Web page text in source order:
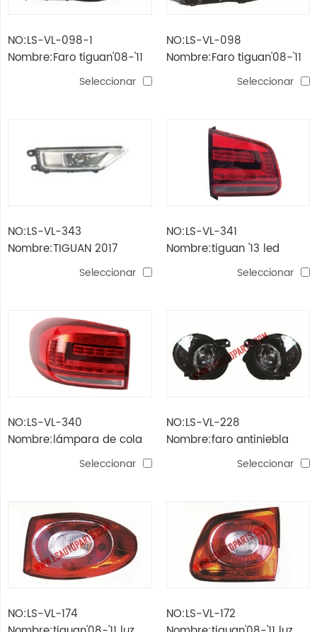
NO:LS-VL-098-1
Nombre:Faro tiguan'08-'11
Seleccionar
NO:LS-VL-098
Nombre:Faro tiguan'08-'11
Seleccionar
NO:LS-VL-343
Nombre:TIGUAN 2017
LÁMPARA DE NIEBLASeleccionar
NO:LS-VL-341
Nombre:tiguan '13 led
lámpara de respaldo
Seleccionar
NO:LS-VL-340
Nombre:lámpara de cola
Seleccionar
NO:LS-VL-228
Nombre:faro antiniebla
Seleccionar
NO:LS-VL-174
NO:LS-VL-172